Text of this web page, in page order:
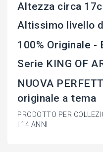
Altezza circa
Altissimo livello
100% Originale -
Serie KING OF
NUOVA
originale a tema
PRODOTTO PER
I 14 ANNI